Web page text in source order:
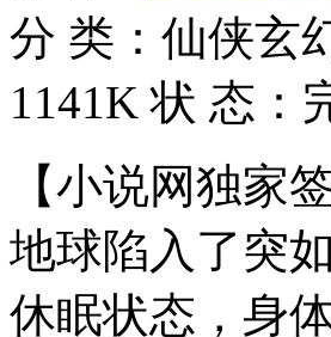
分 类： 仙侠玄
1141K 状 态：
【小说网独家
地球陷入了突
休眠状态，身